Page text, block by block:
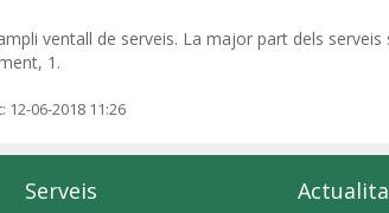
ventall de serveis. La major part dels serveis
1.
12-06-2018 11:26
Serveis